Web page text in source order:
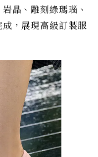
晶、雕刻綠瑪瑙、
，展現高級訂製服